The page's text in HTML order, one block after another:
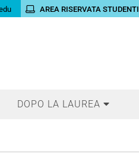
AREA RISERVATA STUDENTI
DOPO LA LAUREA